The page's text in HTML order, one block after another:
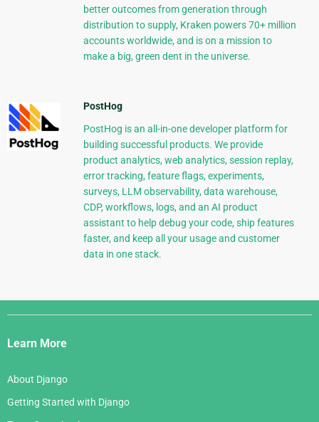
better outcomes from generation through
distribution to supply, Kraken powers 70+ million
accounts worldwide, and is on a mission to
make a big, green dent in the universe.
PostHog
PostHog is an all-in-one developer platform for
building successful products. We provide
product analytics, web analytics, session replay,
error tracking, feature flags, experiments,
surveys, LLM observability, data warehouse,
CDP, workflows, logs, and an AI product
assistant to help debug your code, ship features
faster, and keep all your usage and customer
data in one stack.
Django
Links
Learn More
About Django
Getting Started with Django